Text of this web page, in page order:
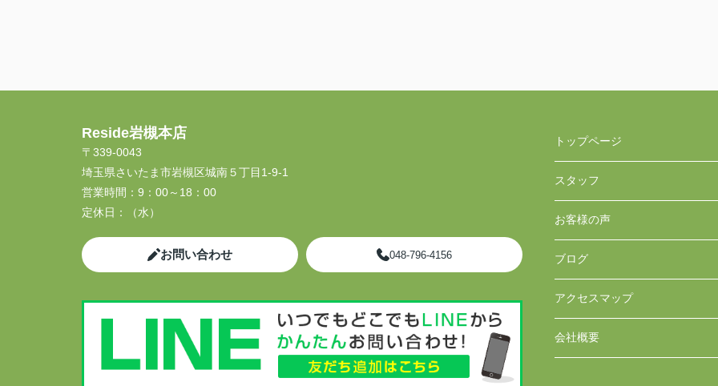
Reside岩槻本店
〒339-0043
埼玉県さいたま市岩槻区城南５丁目1-9-1
営業時間： 9：00～18：00
定休日：
（水）
お問い合わせ 048-796-4156
トップページ
スタッフ
お客様の声
ブログ
アクセスマップ
会社概要